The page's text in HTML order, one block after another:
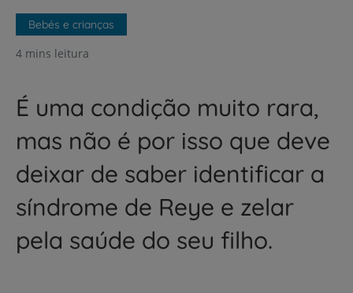
Bebés e crianças
4 mins leitura
É uma condição muito rara,
mas não é por isso que deve
deixar de saber identificar a
síndrome de Reye e zelar
pela saúde do seu filho.